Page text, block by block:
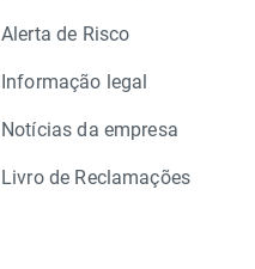
Alerta de Risco
Informação legal
Notícias da empresa
Livro de Reclamações